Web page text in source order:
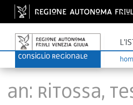
AN: Ritossa,